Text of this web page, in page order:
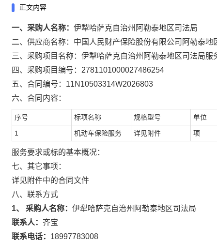
正文内容
一、采购人名称： 伊犁哈萨克自治州阿勒泰地区司法局
二、供应商名称： 中国人民财产保险股份有限公司阿勒泰地
三、采购项目名称： 伊犁哈萨克自治州阿勒泰地区司法局服
四、采购项目编号： 2781101000027486254
五、合同编号： 11N10503314W2026803
六、合同内容：
序号 标项名称 规格型号 单位
1 机动车保险服务 详见附件 项
服务要求或标的基本概况：
七、其它事项：
详见附件中的合同文件
八、联系方式
1、 采购人名称： 伊犁哈萨克自治州阿勒泰地区司法局
联系人： 齐宝
联系电话： 18997783008